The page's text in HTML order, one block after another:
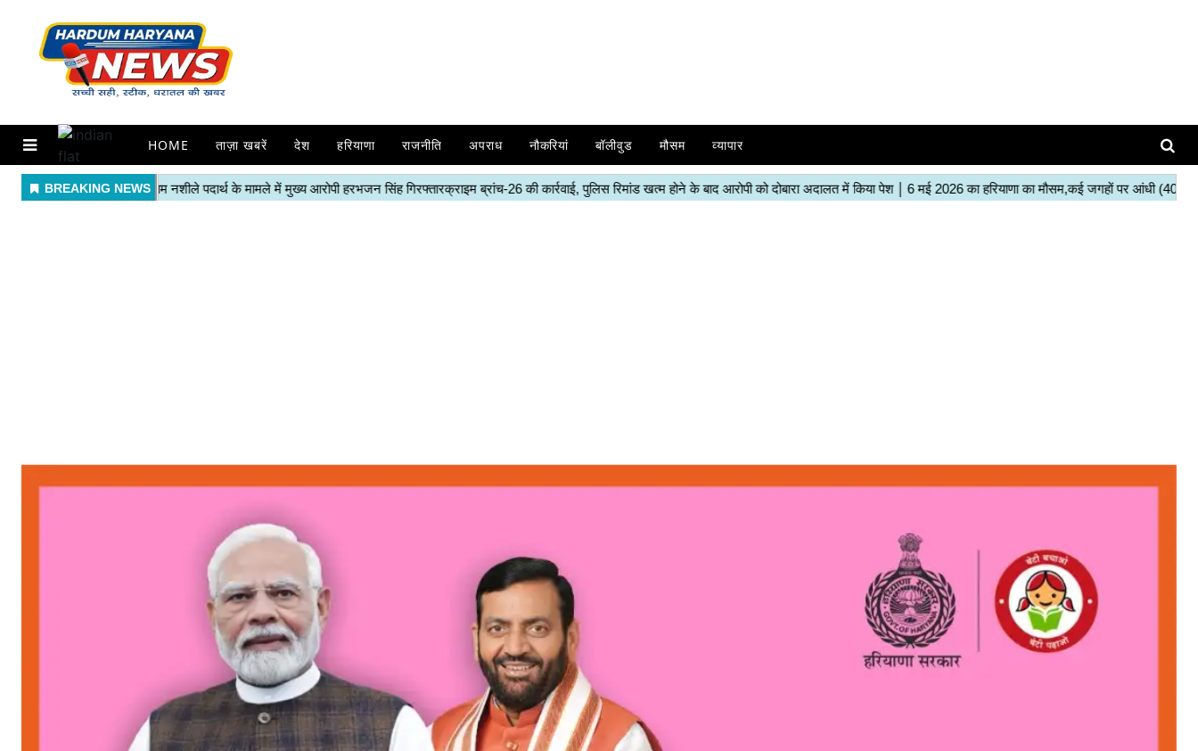
HOME ताज़ा खबरें देश हरियाणा राजनीति अपराध नौकरियां बॉलीवुड मौसम व्यापार